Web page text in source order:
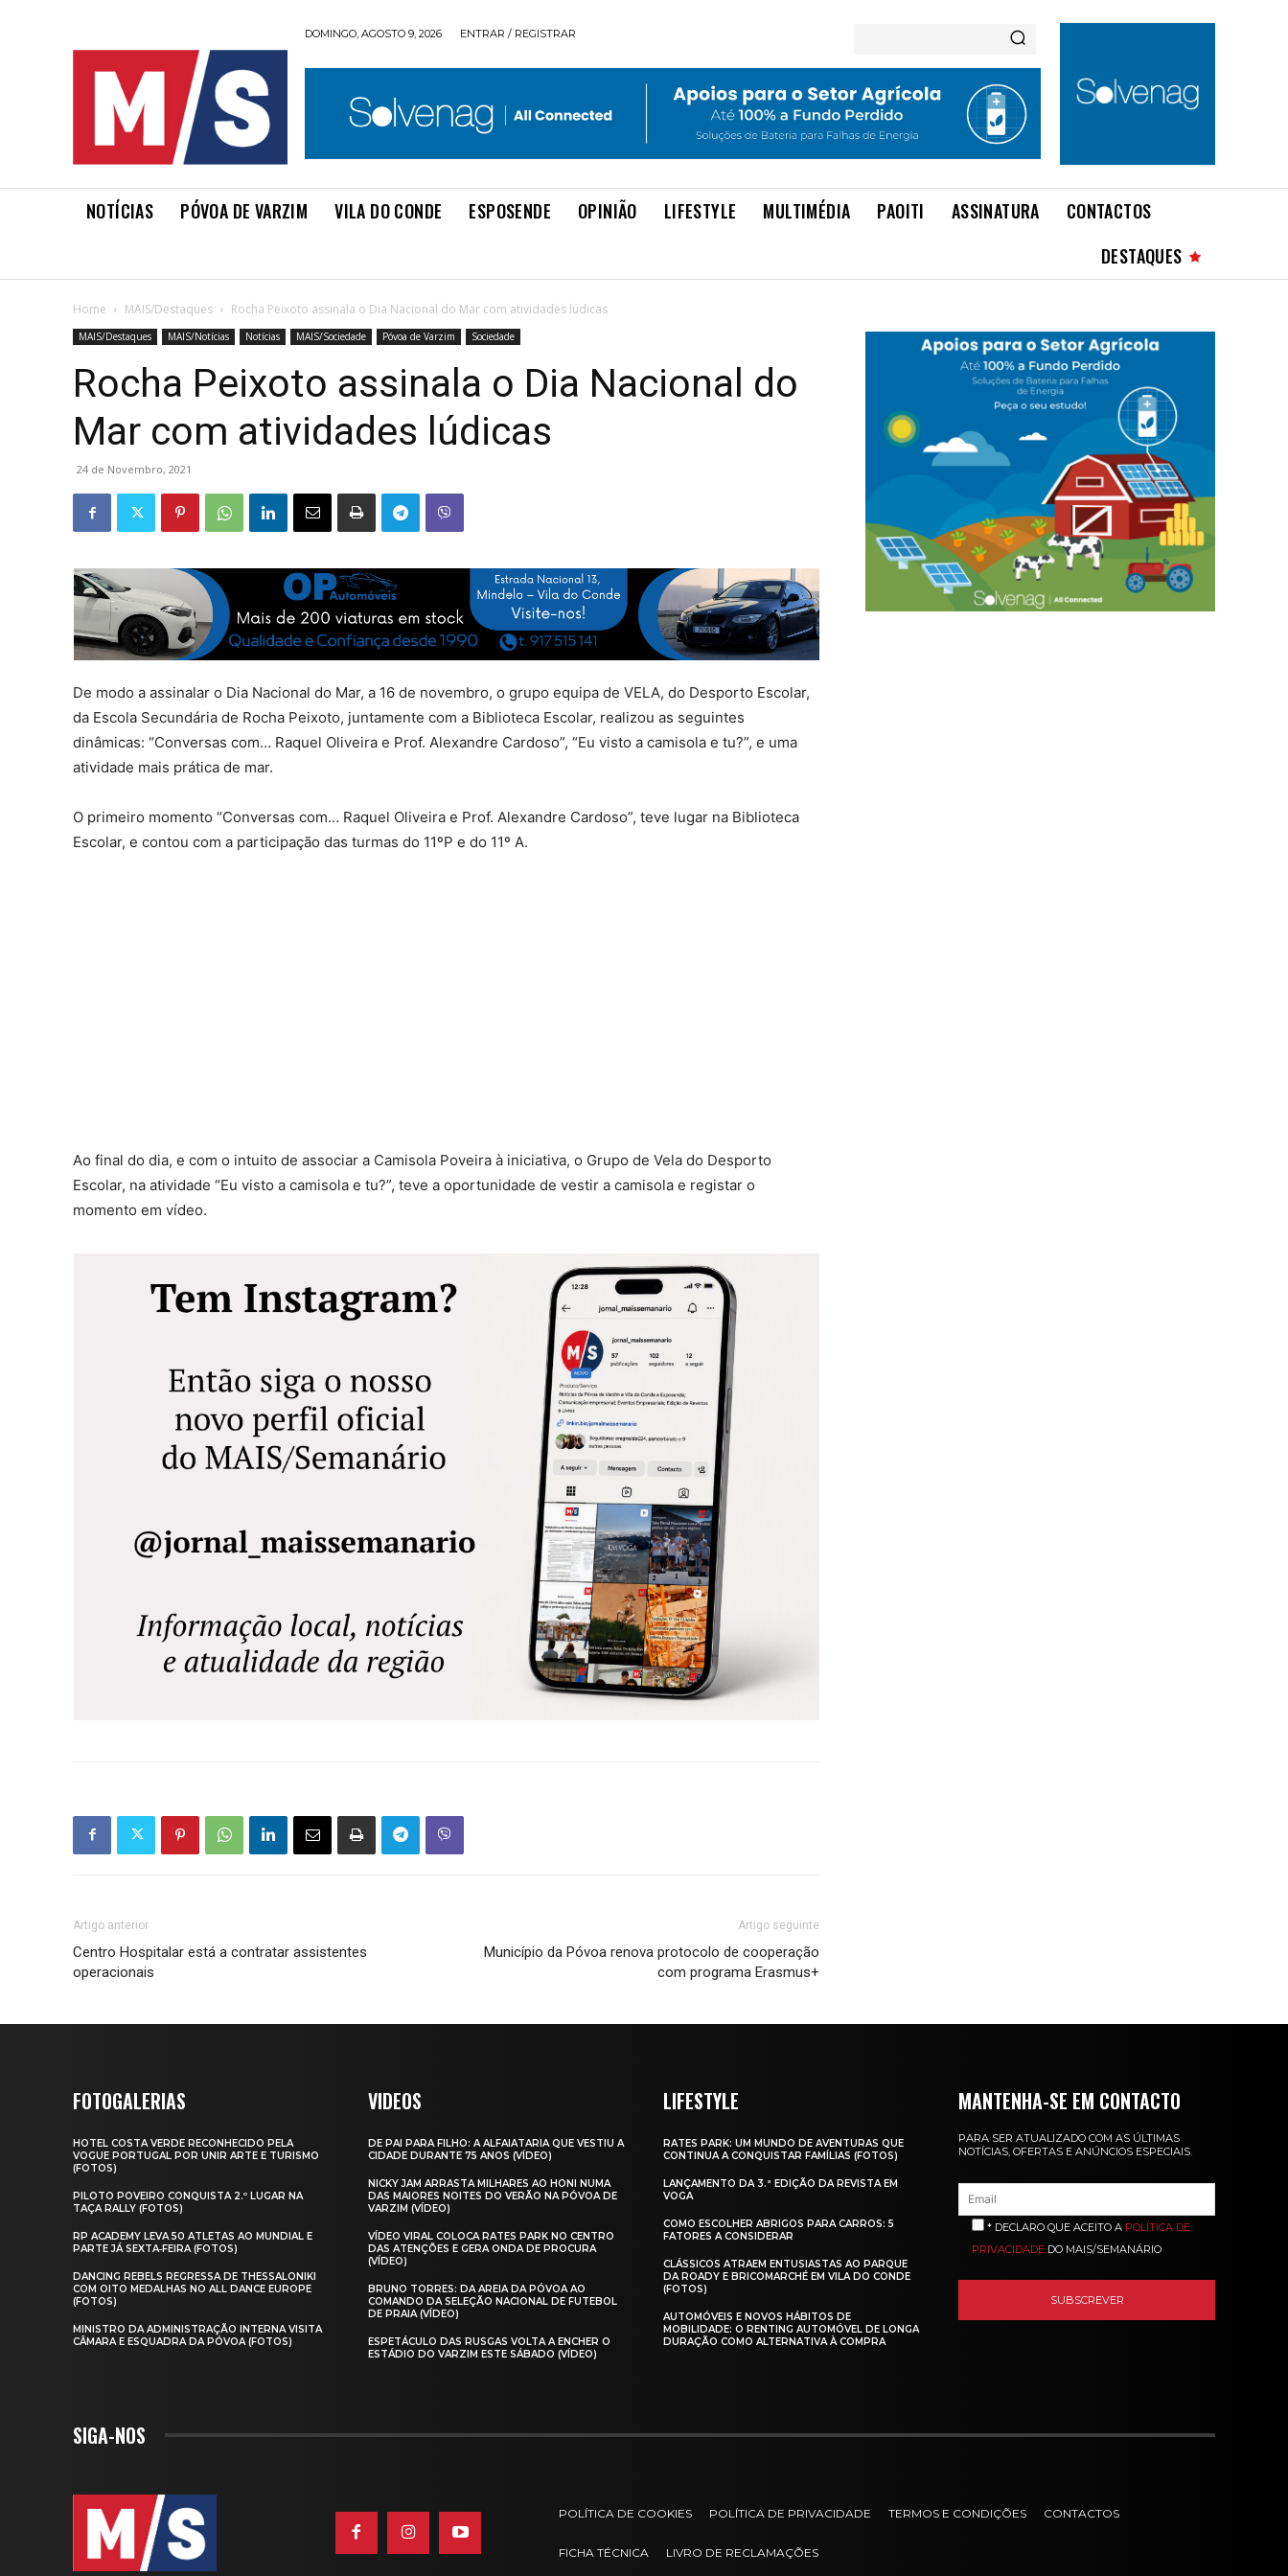
DOMINGO, AGOSTO 9, 2026 ENTRAR / REGISTRAR
NOTÍCIAS PÓVOA DE VARZIM VILA DO CONDE ESPOSENDE OPINIÃO LIFESTYLE MULTIMÉDIA PAOITI ASSINATURA
CONTACTOS
DESTAQUES
Home MAIS/Destaques Rocha Peixoto assinala o Dia Nacional do Mar com atividades lúdicas
MAIS/Destaques MAIS/Notícias Notícias MAIS/Sociedade Póvoa de Varzim Sociedade
Rocha Peixoto assinala o Dia Nacional do
Mar com atividades lúdicas
24 de Novembro, 2021
De modo a assinalar o Dia Nacional do Mar, a 16 de novembro, o grupo equipa de VELA, do Desporto Escolar,
da Escola Secundária de Rocha Peixoto, juntamente com a Biblioteca Escolar, realizou as seguintes
dinâmicas: “Conversas com… Raquel Oliveira e Prof. Alexandre Cardoso”, “Eu visto a camisola e tu?”, e uma
atividade mais prática de mar.
O primeiro momento “Conversas com… Raquel Oliveira e Prof. Alexandre Cardoso”, teve lugar na Biblioteca
Escolar, e contou com a participação das turmas do 11ºP e do 11º A.
Ao final do dia, e com o intuito de associar a Camisola Poveira à iniciativa, o Grupo de Vela do Desporto
Escolar, na atividade “Eu visto a camisola e tu?”, teve a oportunidade de vestir a camisola e registar o
momento em vídeo.
Artigo anterior
Centro Hospitalar está a contratar assistentes
operacionais
Artigo seguinte
Município da Póvoa renova protocolo de cooperação
com programa Erasmus+
FOTOGALERIAS
HOTEL COSTA VERDE RECONHECIDO PELA
VOGUE PORTUGAL POR UNIR ARTE E TURISMO
(FOTOS)
PILOTO POVEIRO CONQUISTA 2.º LUGAR NA
TAÇA RALLY (FOTOS)
RP ACADEMY LEVA 50 ATLETAS AO MUNDIAL E
PARTE JÁ SEXTA‑FEIRA (FOTOS)
DANCING REBELS REGRESSA DE THESSALONIKI
COM OITO MEDALHAS NO ALL DANCE EUROPE
(FOTOS)
MINISTRO DA ADMINISTRAÇÃO INTERNA VISITA
CÂMARA E ESQUADRA DA PÓVOA (FOTOS)
VIDEOS
DE PAI PARA FILHO: A ALFAIATARIA QUE VESTIU A
CIDADE DURANTE 75 ANOS (VÍDEO)
NICKY JAM ARRASTA MILHARES AO HONI NUMA
DAS MAIORES NOITES DO VERÃO NA PÓVOA DE
VARZIM (VÍDEO)
VÍDEO VIRAL COLOCA RATES PARK NO CENTRO
DAS ATENÇÕES E GERA ONDA DE PROCURA
(VÍDEO)
BRUNO TORRES: DA AREIA DA PÓVOA AO
COMANDO DA SELEÇÃO NACIONAL DE FUTEBOL
DE PRAIA (VÍDEO)
ESPETÁCULO DAS RUSGAS VOLTA A ENCHER O
ESTÁDIO DO VARZIM ESTE SÁBADO (VÍDEO)
LIFESTYLE
RATES PARK: UM MUNDO DE AVENTURAS QUE
CONTINUA A CONQUISTAR FAMÍLIAS (FOTOS)
LANÇAMENTO DA 3.ª EDIÇÃO DA REVISTA EM
VOGA
COMO ESCOLHER ABRIGOS PARA CARROS: 5
FATORES A CONSIDERAR
CLÁSSICOS ATRAEM ENTUSIASTAS AO PARQUE
DA ROADY E BRICOMARCHÉ EM VILA DO CONDE
(FOTOS)
AUTOMÓVEIS E NOVOS HÁBITOS DE
MOBILIDADE: O RENTING AUTOMÓVEL DE LONGA
DURAÇÃO COMO ALTERNATIVA À COMPRA
MANTENHA-SE EM CONTACTO
PARA SER ATUALIZADO COM AS ÚLTIMAS
NOTÍCIAS, OFERTAS E ANÚNCIOS ESPECIAIS.
* DECLARO QUE ACEITO A POLÍTICA DE
PRIVACIDADE DO MAIS/SEMANÁRIO
SIGA-NOS
POLÍTICA DE COOKIES POLÍTICA DE PRIVACIDADE TERMOS E CONDIÇÕES CONTACTOS
FICHA TÉCNICA LIVRO DE RECLAMAÇÕES